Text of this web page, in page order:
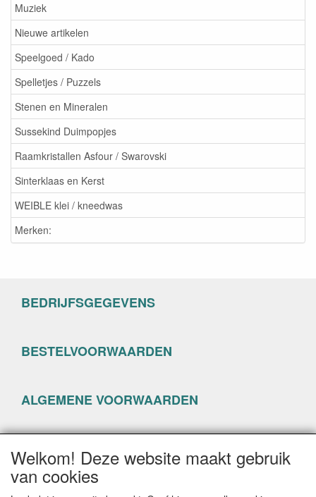
Muziek
Nieuwe artikelen
Speelgoed / Kado
Spelletjes / Puzzels
Stenen en Mineralen
Sussekind Duimpopjes
Raamkristallen Asfour / Swarovski
Sinterklaas en Kerst
WEIBLE klei / kneedwas
Merken:
BEDRIJFSGEGEVENS
BESTELVOORWAARDEN
ALGEMENE VOORWAARDEN
PRIVACYVERKLARING
Welkom! Deze website maakt gebruik
van cookies